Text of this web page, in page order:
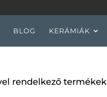
BLOG KERÁMIÁK
rendelkező termékek